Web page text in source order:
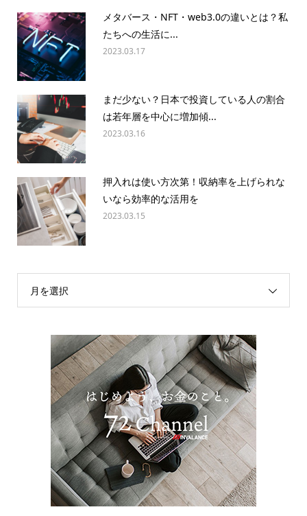
メタバース・NFT・web3.0の違いとは？私
たちへの生活に...
2023.03.17
まだ少ない？日本で投資している人の割合
は若年層を中心に増加傾...
2023.03.16
押入れは使い方次第！収納率を上げられな
いなら効率的な活用を
2023.03.15
月を選択